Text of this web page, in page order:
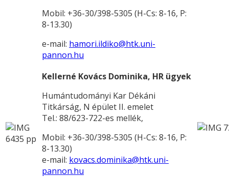
Mobil: +36-30/398-5305 (H-Cs: 8-16, P:
8-13.30)
e-mail: hamori.ildiko@htk.uni-
pannon.hu
Kellerné Kovács Dominika, HR ügyek
Humántudományi Kar Dékáni
Titkárság, N épület II. emelet
Tel.: 88/623-722-es mellék,
Mobil: +36-30/398-5305 (H-Cs: 8-16, P:
8-13.30)
e-mail: kovacs.dominika@htk.uni-
pannon.hu